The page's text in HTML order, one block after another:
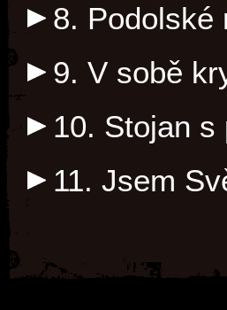
8. Podolské
9. V sobě
10. Stojan s
11. Jsem